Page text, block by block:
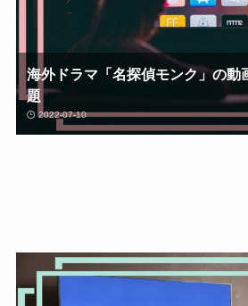
海外ドラマ「名探偵モンク」の動
題
2022-07-10